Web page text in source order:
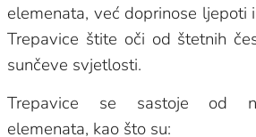
elemenata, već doprinose ljepoti
Trepavice štite oči od štetnih
sunčeve svjetlosti.
Trepavice se sastoje od
elemenata, kao što su: